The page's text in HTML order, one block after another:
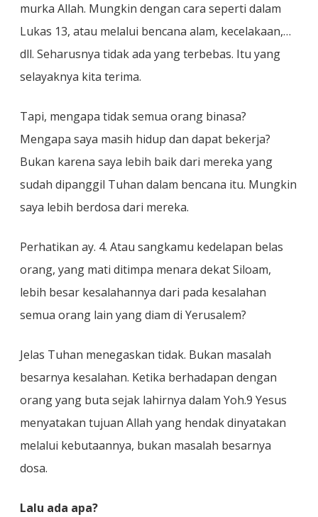
murka Allah. Mungkin dengan cara seperti dalam
Lukas 13, atau melalui bencana alam, kecelakaan,…
dll. Seharusnya tidak ada yang terbebas. Itu yang
selayaknya kita terima.
Tapi, mengapa tidak semua orang binasa?
Mengapa saya masih hidup dan dapat bekerja?
Bukan karena saya lebih baik dari mereka yang
sudah dipanggil Tuhan dalam bencana itu. Mungkin
saya lebih berdosa dari mereka.
Perhatikan ay. 4. Atau sangkamu kedelapan belas
orang, yang mati ditimpa menara dekat Siloam,
lebih besar kesalahannya dari pada kesalahan
semua orang lain yang diam di Yerusalem?
Jelas Tuhan menegaskan tidak. Bukan masalah
besarnya kesalahan. Ketika berhadapan dengan
orang yang buta sejak lahirnya dalam Yoh.9 Yesus
menyatakan tujuan Allah yang hendak dinyatakan
melalui kebutaannya, bukan masalah besarnya
dosa.
Lalu ada apa?